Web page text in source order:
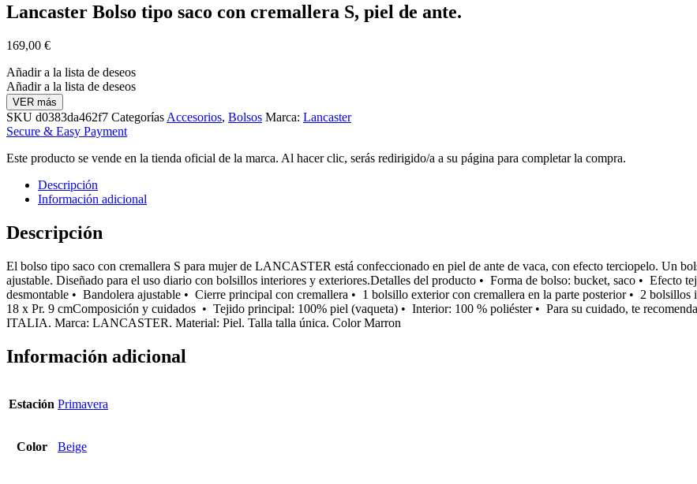
Lancaster Bolso tipo saco con cremallera S, piel de ante.
169,00 €
Añadir a la lista de deseos
Añadir a la lista de deseos
VER más
SKU d0383da462f7 Categorías Accesorios, Bolsos Marca: Lancaster
Secure & Easy Payment
Este producto se vende en la tienda oficial de la marca. Al hacer clic, serás redirigido/a a su página para completar la compra.
Descripción
Información adicional
Descripción
El bolso tipo saco con cremallera S para mujer de LANCASTER está confeccionado en piel de ante de vaca, con efecto terciopelo. Un
ajustable. Diseñado para el uso diario con bolsillos interiores y exteriores.Detalles del producto • Forma de bolso: bucket, saco • Efecto
desmontable • Bandolera ajustable • Cierre principal con cremallera • 1 bolsillo exterior con cremallera en la parte posterior • 2
18 x Pr. 9 cmComposición y cuidados • Tejido principal: 100% piel (vaqueta) • Interior: 100 % poliéster • Para su cuidado, te
ITALIA. Marca: LANCASTER. Material: Piel. Talla talla única. Color Marron
Información adicional
Estación Primavera
Color Beige